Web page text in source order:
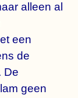
alleen al
een
de
De
geen